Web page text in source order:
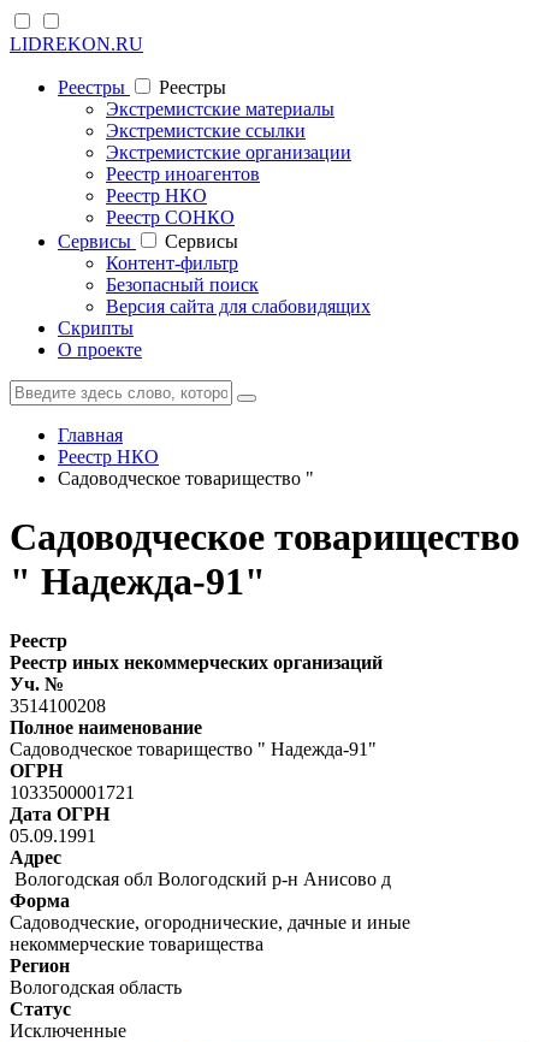
LIDREKON.RU
Реестры
Реестры
Экстремистские материалы
Экстремистские ссылки
Экстремистские организации
Реестр иноагентов
Реестр НКО
Реестр СОНКО
Cервисы
Cервисы
Контент-фильтр
Безопасный поиск
Версия сайта для слабовидящих
Скрипты
О проекте
Главная
Реестр НКО
Садоводческое товарищество "
Садоводческое товарищество
" Надежда-91"
Реестр
Реестр иных некоммерческих организаций
Уч. №
3514100208
Полное наименование
Садоводческое товарищество " Надежда-91"
ОГРН
1033500001721
Дата ОГРН
05.09.1991
Адрес
Вологодская обл Вологодский р-н Анисово д
Форма
Садоводческие, огороднические, дачные и иные
некоммерческие товарищества
Регион
Вологодская область
Статус
Исключенные